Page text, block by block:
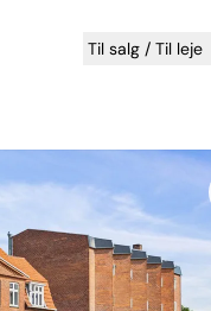
Til salg / Til leje